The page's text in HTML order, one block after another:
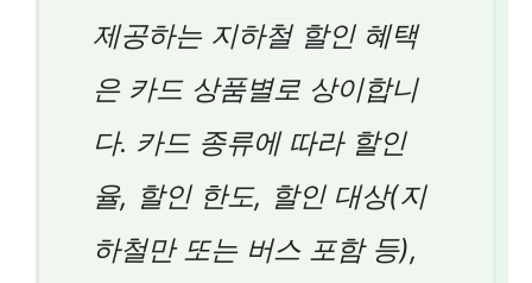
제공하는 지하철 할인 혜택
은 카드 상품별로 상이합니
다. 카드 종류에 따라 할인
율, 할인 한도, 할인 대상(지
하철만 또는 버스 포함 등),